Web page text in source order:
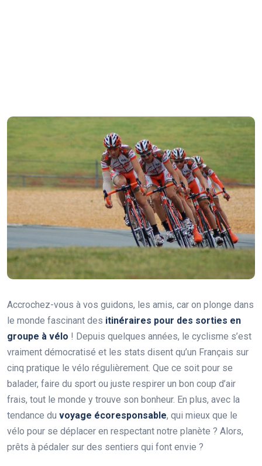
Accrochez-vous à vos guidons, les amis, car on plonge dans
le monde fascinant des itinéraires pour des sorties en
groupe à vélo ! Depuis quelques années, le cyclisme s’est
vraiment démocratisé et les stats disent qu’un Français sur
cinq pratique le vélo régulièrement. Que ce soit pour se
balader, faire du sport ou juste respirer un bon coup d’air
frais, tout le monde y trouve son bonheur. En plus, avec la
tendance du voyage écoresponsable, qui mieux que le
vélo pour se déplacer en respectant notre planète ? Alors,
prêts à pédaler sur des sentiers qui font envie ?